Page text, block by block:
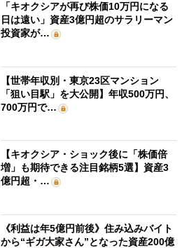
「キオクシアが再び株価10万円になる
日は遠い」資産3億円超のサラリーマン
投資家が…
【世帯年収別・東京23区マンション
「狙い目駅」を大公開】年収500万円、
700万円で…
【キオクシア・ショック後に「株価倍
増」も期待できる注目銘柄5選】資産3
億円超・…
《利益は年5億円前後》住み込みバイト
から“ギガ大家さん”となった資産200億